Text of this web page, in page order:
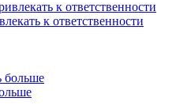
к ответственности